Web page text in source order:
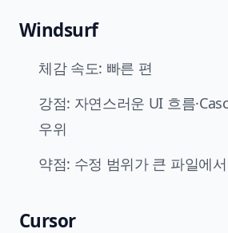
Windsurf
체감 속도: 빠른 편
강점: 자연스러운 UI 흐름
우위
약점: 수정 범위가 큰 파일에
Cursor